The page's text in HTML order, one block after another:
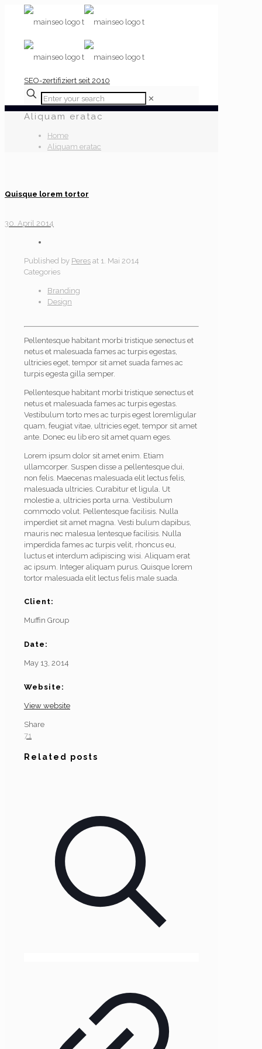
SEO-zertifiziert seit 2010
✕
Aliquam eratac
Home
Aliquam eratac
Quisque lorem tortor
30. April 2014
Published by Peres at 1. Mai 2014
Categories
Branding
Design
Pellentesque habitant morbi tristique senectus et
netus et malesuada fames ac turpis egestas,
ultricies eget, tempor sit amet suada fames ac
turpis egesta gilla semper.
Pellentesque habitant morbi tristique senectus et
netus et malesuada fames ac turpis egestas.
Vestibulum torto mes ac turpis egest loremligular
quam, feugiat vitae, ultricies eget, tempor sit amet
ante. Donec eu lib ero sit amet quam eges.
Lorem ipsum dolor sit amet enim. Etiam
ullamcorper. Suspen disse a pellentesque dui,
non felis. Maecenas malesuada elit lectus felis,
malesuada ultricies. Curabitur et ligula. Ut
molestie a, ultricies porta urna. Vestibulum
commodo volut. Pellentesque facilisis. Nulla
imperdiet sit amet magna. Vesti bulum dapibus,
mauris nec malesua lentesque facilisis. Nulla
imperdida fames ac turpis velit, rhoncus eu,
luctus et interdum adipiscing wisi. Aliquam erat
ac ipsum. Integer aliquam purus. Quisque lorem
tortor malesuada elit lectus felis male suada.
Client:
Muffin Group
Date:
May 13, 2014
Website:
View website
Share
71
Related posts